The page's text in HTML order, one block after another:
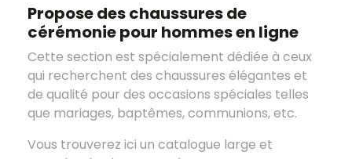
Propose des chaussures de
cérémonie pour hommes en ligne
Cette section est spécialement dédiée à ceux
qui recherchent des chaussures élégantes et
de qualité pour des occasions spéciales telles
que mariages, baptêmes, communions, etc.
Vous trouverez ici un catalogue large et